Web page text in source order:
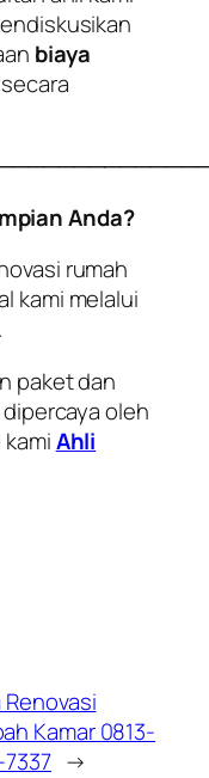
biaya
secara
Anda?
rumah
kami melalui
.
paket dan
oleh
Ahli
Renovasi
Kamar 0813-
→